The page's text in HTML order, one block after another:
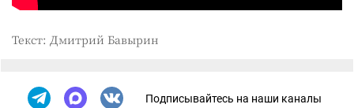
Текст: Дмитрий Бавырин
Подписывайтесь на наши каналы